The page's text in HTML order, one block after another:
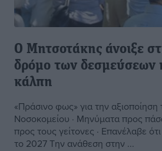
Ο Μητσοτάκης άνοιξε
δρόμο των δεσμεύσεων
κάλπη
«Πράσινο φως» για την αξιοποίηση
Νοσοκομείου · Μηνύματα προς
προς τους γείτονες · Επανέλαβε
το 2027 Την ανάθεση στην ...